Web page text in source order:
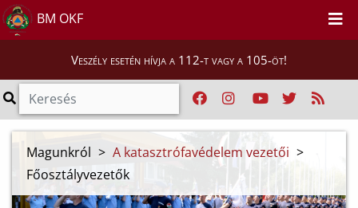
BM OKF
Veszély esetén hívja a 112-t vagy a 105-öt!
Magunkról > A katasztrófavédelem vezetői >
Főosztályvezetők